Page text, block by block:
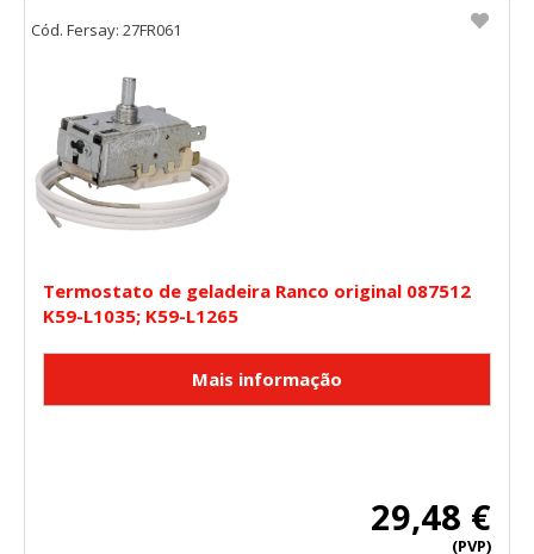
Termostato de geladeira Ranco original 087512
K59-L1035; K59-L1265
29,48 €
(PVP)
Cód. Fersay: 27FR061